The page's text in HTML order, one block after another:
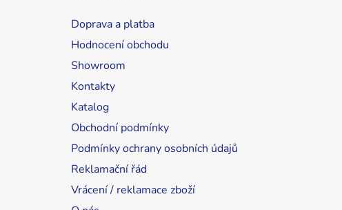
Doprava a platba
Hodnocení obchodu
Showroom
Kontakty
Katalog
Obchodní podmínky
Podmínky ochrany osobních údajů
Reklamační řád
Vrácení / reklamace zboží